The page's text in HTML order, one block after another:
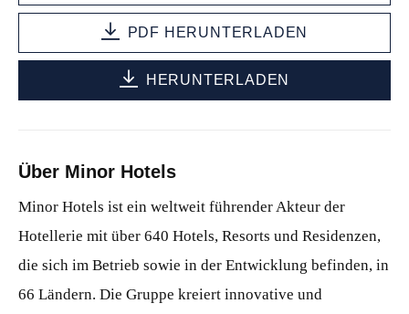
PDF HERUNTERLADEN
HERUNTERLADEN
Über Minor Hotels
Minor Hotels ist ein weltweit führender Akteur der
Hotellerie mit über 640 Hotels, Resorts und Residenzen,
die sich im Betrieb sowie in der Entwicklung befinden, in
66 Ländern. Die Gruppe kreiert innovative und